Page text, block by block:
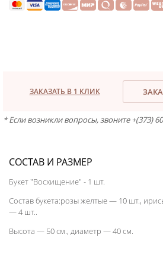
ЗАКАЗАТЬ В 1 КЛИК
* Если возникли вопросы, звоните +(373)
СОСТАВ И РАЗМЕР
Букет "Восхищение" - 1 шт.
Состав букета:розы желтые — 10 шт.,
— 4 шт..
Высота — 50 см., диаметр — 40 см.